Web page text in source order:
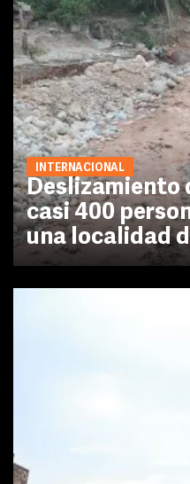
INTERNACIONAL
Deslizamiento
casi 400
una localidad